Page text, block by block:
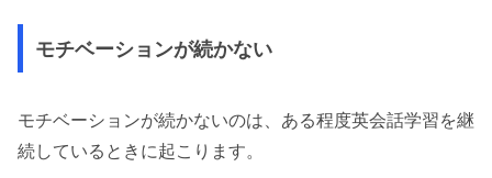
モチベーションが続かない
モチベーションが続かないのは、ある程度英会話学習を継
続しているときに起こります。